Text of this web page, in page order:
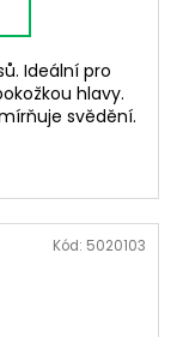
Ideální pro
hlavy.
svědění.
Kód: 5020103